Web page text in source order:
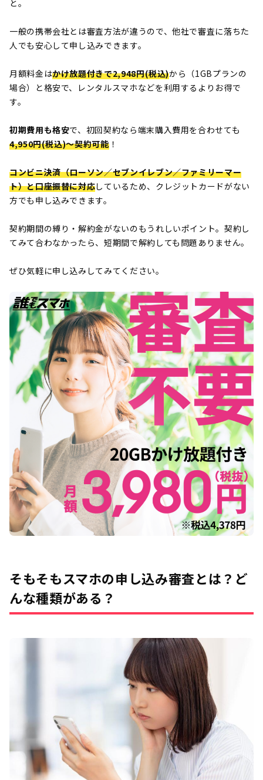
と。
一般の携帯会社とは審査方法が違うので、他社で審査に落ちた
人でも安心して申し込みできます。
月額料金はかけ放題付きで2,948円(税込)から（1GBプランの
場合）と格安で、レンタルスマホなどを利用するよりお得で
す。
初期費用も格安で、初回契約なら端末購入費用を合わせても
4,950円(税込)〜契約可能！
コンビニ決済（ローソン／セブンイレブン／ファミリーマー
ト）と口座振替に対応しているため、クレジットカードがない
方でも申し込みできます。
契約期間の縛り・解約金がないのもうれしいポイント。契約し
てみて合わなかったら、短期間で解約しても問題ありません。
ぜひ気軽に申し込みしてみてください。
そもそもスマホの申し込み審査とは？ど
んな種類がある？